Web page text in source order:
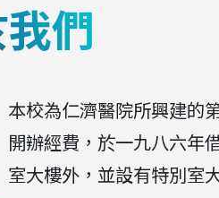
們
本校為仁濟醫院所興建的
開辦經費，於一九八六年
室大樓外，並設有特別室